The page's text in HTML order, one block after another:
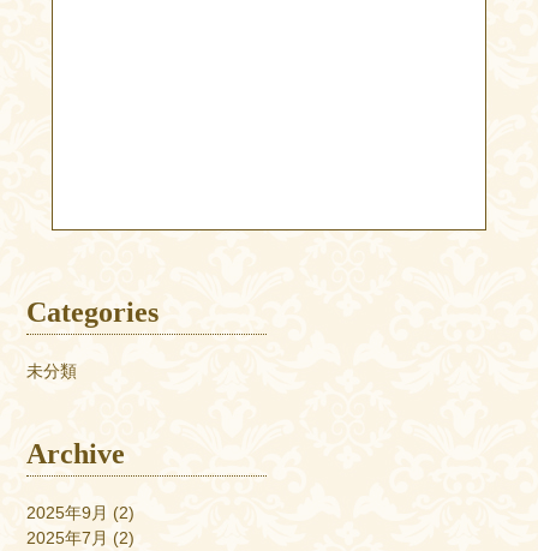
Categories
未分類
Archive
2025年9月 (2)
2025年7月 (2)